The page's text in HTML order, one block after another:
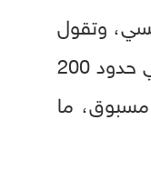
وتقول
في تصريحات لموقع "اقتصاد سكاي نيوز عربية": "كنا نتوقع أن يرفع البنك المركزي أسعار الفائدة في حدود 200
ما